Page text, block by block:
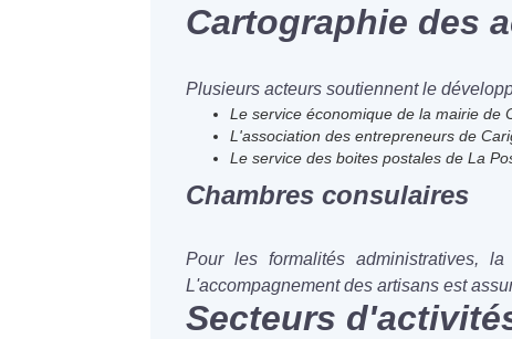
Cartographie des
Plusieurs acteurs soutiennent le
Le service économique de la mairie de
L'association des entrepreneurs de
Le service des boites postales de La
Chambres consulaires
Pour les formalités administratives,
L'accompagnement des artisans est
Secteurs